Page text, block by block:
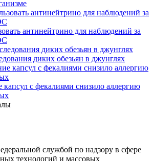
антинейтрино для наблюдений за
диких обезьян в джунглях
капсул с фекалиями снизило аллергию
службой по надзору в сфере
технологий и массовых